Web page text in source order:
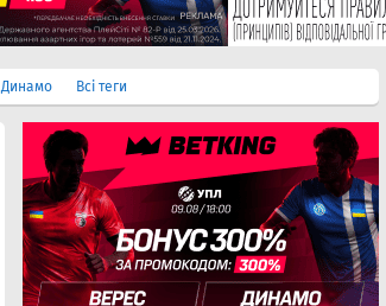
Динамо Всі теги